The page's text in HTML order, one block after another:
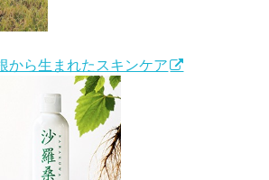
ら生まれたスキンケア